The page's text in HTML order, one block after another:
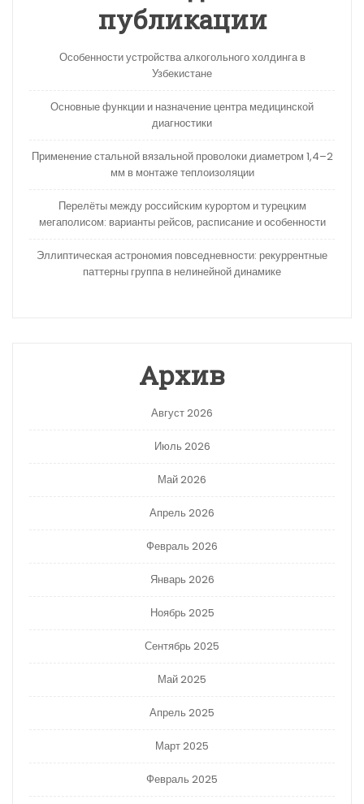
публикации
Особенности устройства алкогольного холдинга в
Узбекистане
Основные функции и назначение центра медицинской
диагностики
Применение стальной вязальной проволоки диаметром 1,4–2
мм в монтаже теплоизоляции
Перелёты между российским курортом и турецким
мегаполисом: варианты рейсов, расписание и особенности
Эллиптическая астрономия повседневности: рекуррентные
паттерны группа в нелинейной динамике
Архив
Август 2026
Июль 2026
Май 2026
Апрель 2026
Февраль 2026
Январь 2026
Ноябрь 2025
Сентябрь 2025
Май 2025
Апрель 2025
Март 2025
Февраль 2025